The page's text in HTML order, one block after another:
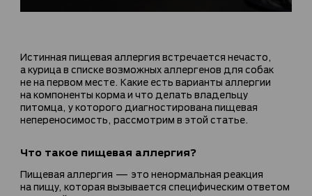
Истинная пищевая аллергия встречается нечасто,
а курица в списке возможных аллергенов для собак
не на первом месте. Какие есть варианты аллергии
на компоненты корма и что делать владельцу
питомца, у которого диагностирована пищевая
непереносимость, рассмотрим в этой статье.
Что такое пищевая аллергия?
Пищевая аллергия — это ненормальная реакция
на пищу, которая вызывается специфическим ответом